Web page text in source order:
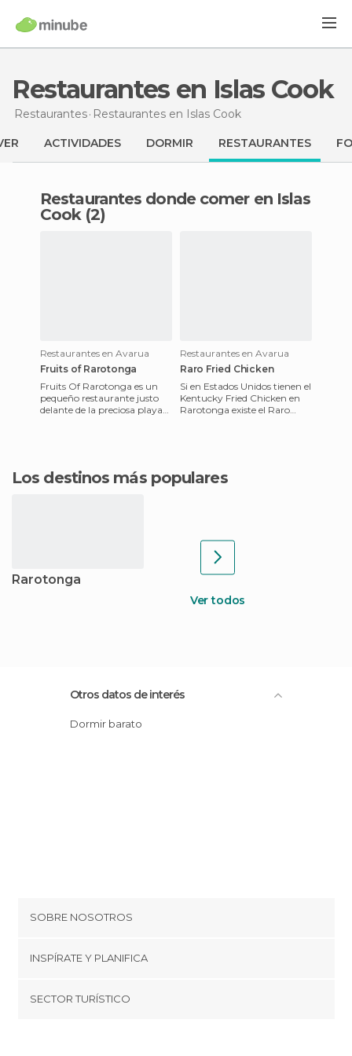
Restaurantes en Islas Cook
Restaurantes Restaurantes en Islas Cook
ACTIVIDADES DORMIR RESTAURANTES
Restaurantes donde comer en Islas
Cook (2)
Restaurantes en Avarua
Fruits of Rarotonga
Fruits Of Rarotonga es un
pequeño restaurante justo
delante de la preciosa playa
Restaurantes en Avarua
Raro Fried Chicken
Si en Estados Unidos tienen el
Kentucky Fried Chicken en
Rarotonga existe el Raro
Los destinos más populares
Rarotonga
Ver todos
Otros datos de interés
Dormir barato
SOBRE NOSOTROS
Cookies
Términos y condiciones
INSPÍRATE Y PLANIFICA
SECTOR TURÍSTICO